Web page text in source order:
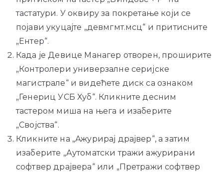
тастатури. У оквиру за покретање који се
појави укуцајте „девмгмт.мсц“ и притисните
„Ентер“.
Када је Девице Манагер отворен, проширите
„Контролери универзалне серијске
магистрале“ и видећете диск са ознаком
„Генериц УСБ Хуб“. Кликните десним
тастером миша на њега и изаберите
„Својства“.
Кликните на „Ажурирај драјвер“, а затим
изаберите „Аутоматски тражи ажурирани
софтвер драјвера“ или „Претражи софтвер